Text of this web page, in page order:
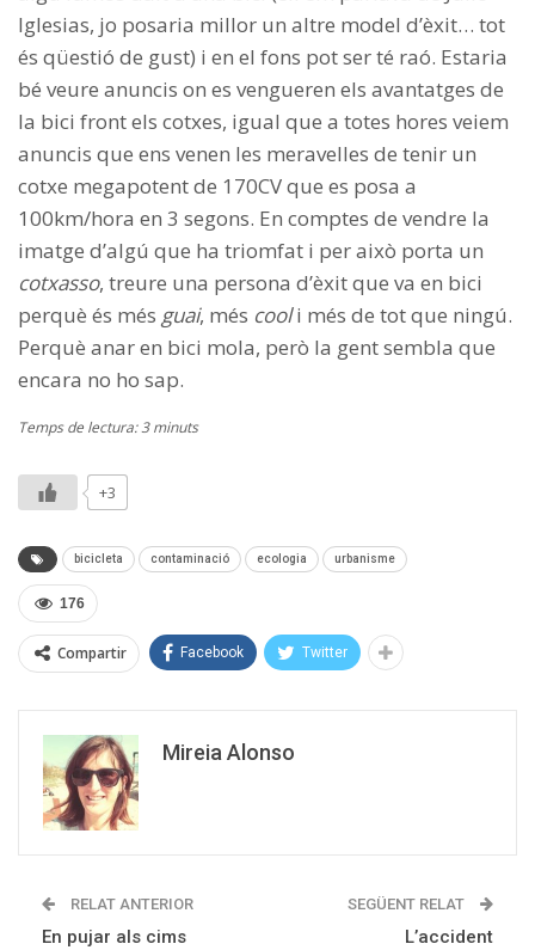
Iglesias, jo posaria millor un altre model d’èxit… tot
és qüestió de gust) i en el fons pot ser té raó. Estaria
bé veure anuncis on es vengueren els avantatges de
la bici front els cotxes, igual que a totes hores veiem
anuncis que ens venen les meravelles de tenir un
cotxe megapotent de 170CV que es posa a
100km/hora en 3 segons. En comptes de vendre la
imatge d’algú que ha triomfat i per això porta un
cotxasso, treure una persona d’èxit que va en bici
perquè és més guai, més cooli més de tot que ningú.
Perquè anar en bici mola, però la gent sembla que
encara no ho sap.
Temps de lectura: 3 minuts
+3
bicicleta contaminació ecologia urbanisme
176
Compartir Facebook Twitter
Mireia Alonso
RELAT ANTERIOR
En pujar als cims
SEGÜENT RELAT
L’accident